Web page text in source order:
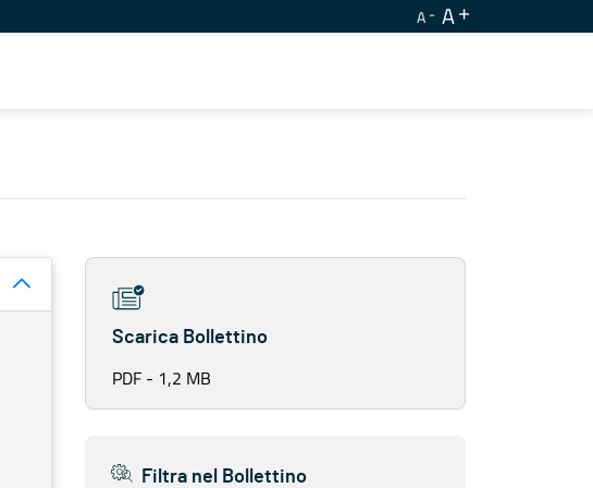
A A
Scarica Bollettino
PDF - 1,2 MB
Filtra nel Bollettino